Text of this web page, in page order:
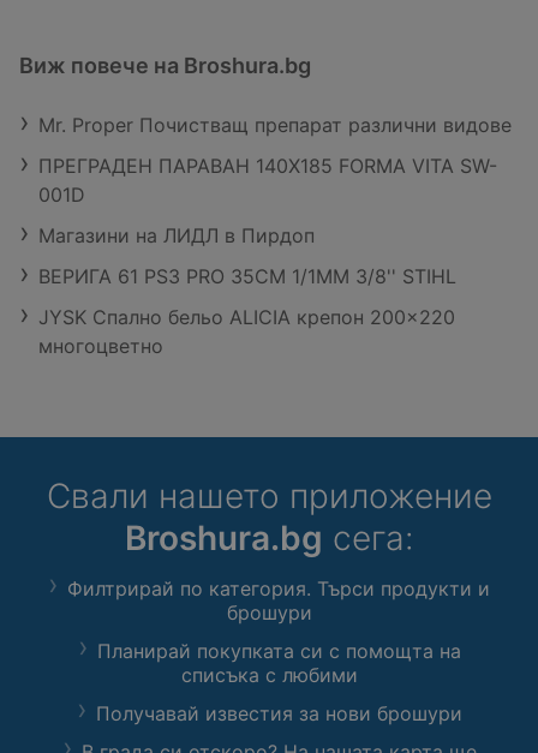
Виж повече на Broshura.bg
Mr. Proper Почистващ препарат различни видове
ПРЕГРАДЕН ПАРАВАН 140Х185 FORMA VITA SW-
001D
Магазини на ЛИДЛ в Пирдоп
ВЕРИГА 61 PS3 PRO 35CM 1/1MM 3/8'' STIHL
JYSK Спално бельо ALICIA крепон 200x220
многоцветно
Свали нашето приложение
Broshura.bg сега:
Филтрирай по категория. Търси продукти и
брошури
Планирай покупката си с помощта на
списъка с любими
Получавай известия за нови брошури